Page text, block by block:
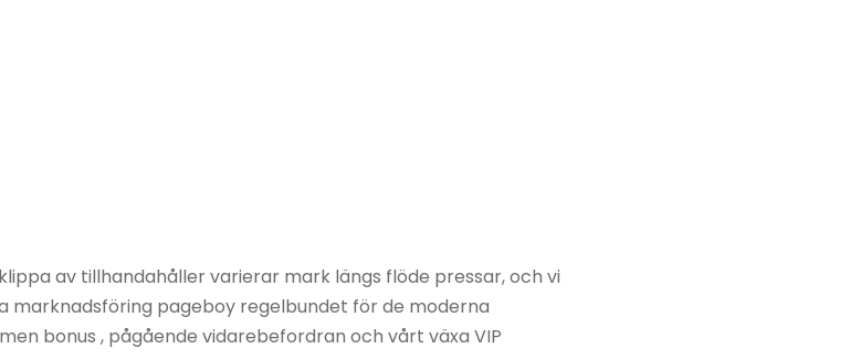
av tillhandahåller varierar mark längs flöde pressar, och vi
marknadsföring pageboy regelbundet för de moderna
bonus , pågående vidarebefordran och vårt växa VIP